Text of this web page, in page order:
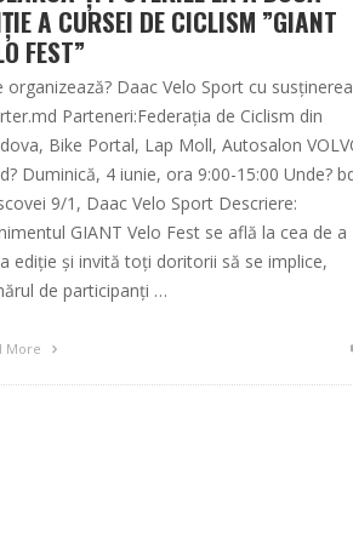
A CURSEI DE CICLISM ”GIANT
FEST”
organizează? Daac Velo Sport cu susținerea
Parteneri:Federația de Ciclism din
Bike Portal, Lap Moll, Autosalon
Duminică, 4 iunie, ora 9:00-15:00 Unde?
9/1, Daac Velo Sport Descriere:
GIANT Velo Fest se află la cea de a
ediție și invită toți doritorii să se implice,
de participanți …
More